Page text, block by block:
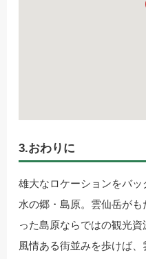
3.おわりに
雄大なロケーションをバ
水の郷・島原。雲仙岳が
った島原ならではの観光資
風情ある街並みを歩けば